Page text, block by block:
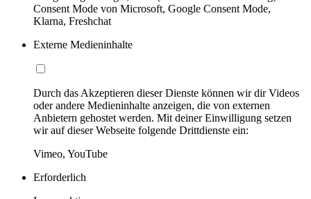
Consent Mode von Microsoft, Google Consent Mode,
Klarna, Freshchat
Externe Medieninhalte
Durch das Akzeptieren dieser Dienste können wir dir Videos
oder andere Medieninhalte anzeigen, die von externen
Anbietern gehostet werden. Mit deiner Einwilligung setzen
wir auf dieser Webseite folgende Drittdienste ein:
Vimeo, YouTube
Erforderlich